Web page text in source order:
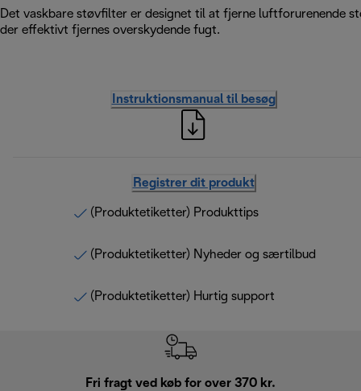
Det vaskbare støvfilter er designet til at fjerne luftforurenende
der effektivt fjernes overskydende fugt.
Instruktionsmanual til besøg
Registrer dit produkt
(Produktetiketter) Produkttips
(Produktetiketter) Nyheder og særtilbud
(Produktetiketter) Hurtig support
Fri fragt ved køb for over 370 kr.